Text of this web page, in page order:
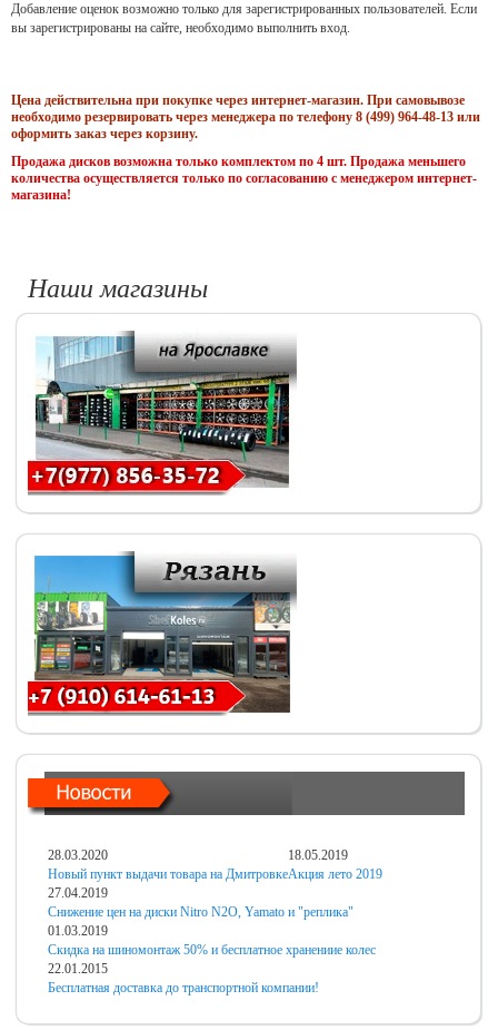
Добавление оценок возможно только для зарегистрированных пользователей. Если
вы зарегистрированы на сайте, необходимо выполнить вход.
Цена действительна при покупке через интернет-магазин. При самовывозе
необходимо резервировать через менеджера по телефону 8 (499) 964-48-13 или
оформить заказ через корзину.
Продажа дисков возможна только комплектом по 4 шт. Продажа меньшего
количества осуществляется только по согласованию с менеджером интернет-
магазина!
Наши магазины
28.03.2020
Новый пункт выдачи товара на Дмитровке
18.05.2019
Акция лето 2019
27.04.2019
Снижение цен на диски Nitro N2O, Yamato и "реплика"
01.03.2019
Скидка на шиномонтаж 50% и бесплатное хранениие колес
22.01.2015
Бесплатная доставка до транспортной компании!